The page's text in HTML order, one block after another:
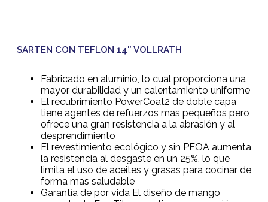
SARTEN CON TEFLON 14″ VOLLRATH
Fabricado en aluminio, lo cual proporciona una
mayor durabilidad y un calentamiento uniforme
El recubrimiento PowerCoat2 de doble capa
tiene agentes de refuerzos mas pequeños pero
ofrece una gran resistencia a la abrasión y al
desprendimiento
El revestimiento ecológico y sin PFOA aumenta
la resistencia al desgaste en un 25%, lo que
limita el uso de aceites y grasas para cocinar de
forma mas saludable
Garantía de por vida El diseño de mango